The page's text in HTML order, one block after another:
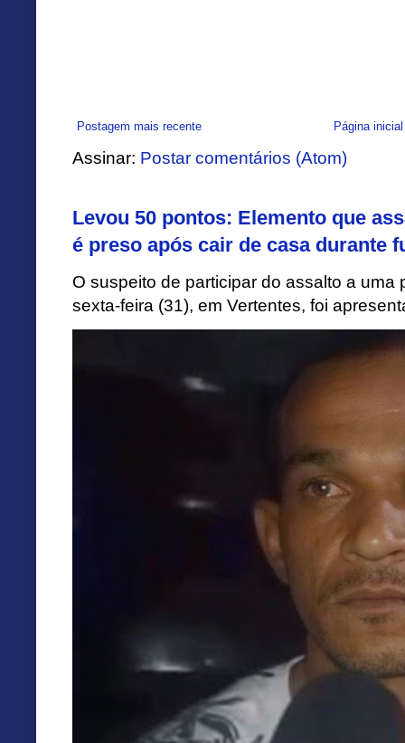
Postagem mais recente Página inicial
Assinar: Postar comentários (Atom)
Levou 50 pontos: Elemento que
é preso após cair de casa durante
O suspeito de participar do assalto a uma
sexta-feira (31), em Vertentes, foi